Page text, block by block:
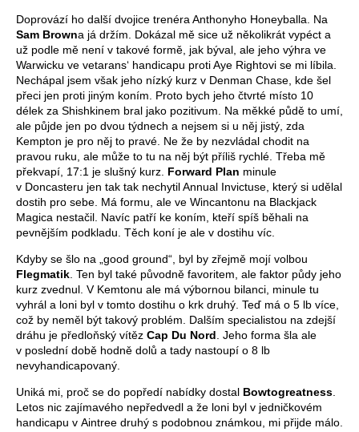
Doprovází ho další dvojice trenéra Anthonyho Honeyballa. Na
Sam Browna já držím. Dokázal mě sice už několikrát vypéct a
už podle mě není v takové formě, jak býval, ale jeho výhra ve
Warwicku ve vetarans‘ handicapu proti Aye Rightovi se mi líbila.
Nechápal jsem však jeho nízký kurz v Denman Chase, kde šel
přeci jen proti jiným koním. Proto bych jeho čtvrté místo 10
délek za Shishkinem bral jako pozitivum. Na měkké půdě to umí,
ale půjde jen po dvou týdnech a nejsem si u něj jistý, zda
Kempton je pro něj to pravé. Ne že by nezvládal chodit na
pravou ruku, ale může to tu na něj být příliš rychlé. Třeba mě
překvapí, 17:1 je slušný kurz. Forward Plan minule
v Doncasteru jen tak tak nechytil Annual Invictuse, který si udělal
dostih pro sebe. Má formu, ale ve Wincantonu na Blackjack
Magica nestačil. Navíc patří ke koním, kteří spíš běhali na
pevnějším podkladu. Těch koní je ale v dostihu víc.
Kdyby se šlo na „good ground“, byl by zřejmě mojí volbou
Flegmatik . Ten byl také původně favoritem, ale faktor půdy jeho
kurz zvednul. V Kemtonu ale má výbornou bilanci, minule tu
vyhrál a loni byl v tomto dostihu o krk druhý. Teď má o 5 lb více,
což by neměl být takový problém. Dalším specialistou na zdejší
dráhu je předloňský vítěz Cap Du Nord . Jeho forma šla ale
v poslední době hodně dolů a tady nastoupí o 8 lb
nevyhandicapovaný.
Uniká mi, proč se do popředí nabídky dostal Bowtogreatness
Letos nic zajímavého nepředvedl a že loni byl v jedničkovém
handicapu v Aintree druhý s podobnou známkou, mi přijde málo.